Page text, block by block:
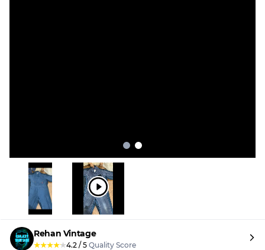
Rehan Vintage
★★★★★4.2 / 5 Quality Score